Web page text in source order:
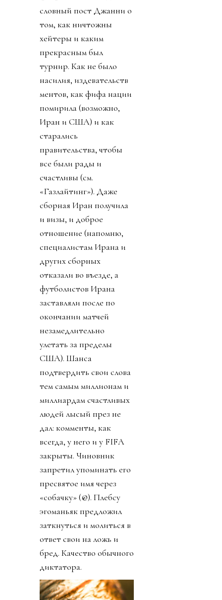
словный пост Джанни о
том, как ничтожны
хейтеры и каким
прекрасным был
турнир. Как не было
насилия, издевательств
ментов, как фифа нации
помирила (возможно,
Иран и США) и как
старались
правительства, чтобы
все были рады и
счастливы (см.
«Газлайтинг»). Даже
сборная Иран получила
и визы, и доброе
отношение (напомню,
специалистам Ирана и
других сборных
отказали во въезде, а
футболистов Ирана
заставляли после по
окончании матчей
незамедлительно
улетать за пределы
США). Шанса
подтвердить свои слова
тем самым миллионам и
миллиардам счастливых
людей лысый през не
дал: комменты, как
всегда, у него и у FIFA
закрыты. Чиновник
запретил упоминать его
пресвятое имя через
«собачку» (@). Плебсу
эгоманьяк предложил
заткнуться и молиться в
ответ свои на ложь и
бред. Качество обычного
диктатора.